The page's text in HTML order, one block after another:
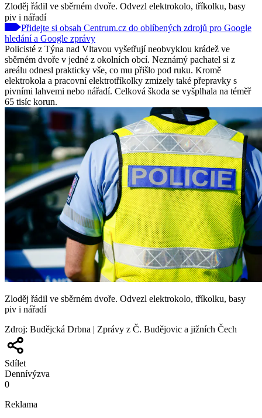
Zloděj řádil ve sběrném dvoře. Odvezl elektrokolo, tříkolku, basy
piv i nářadí
Přidejte si obsah Centrum.cz do oblíbených zdrojů pro Google
hledání a Google zprávy
Policisté z Týna nad Vltavou vyšetřují neobvyklou krádež ve
sběrném dvoře v jedné z okolních obcí. Neznámý pachatel si z
areálu odnesl prakticky vše, co mu přišlo pod ruku. Kromě
elektrokola a pracovní elektrotříkolky zmizely také přepravky s
pivními lahvemi nebo nářadí. Celková škoda se vyšplhala na téměř
65 tisíc korun.
Zloděj řádil ve sběrném dvoře. Odvezl elektrokolo, tříkolku, basy
piv i nářadí
Zdroj: Budějcká Drbna | Zprávy z Č. Budějovic a jižních Čech
Sdílet
Dennívýzva
0
Reklama